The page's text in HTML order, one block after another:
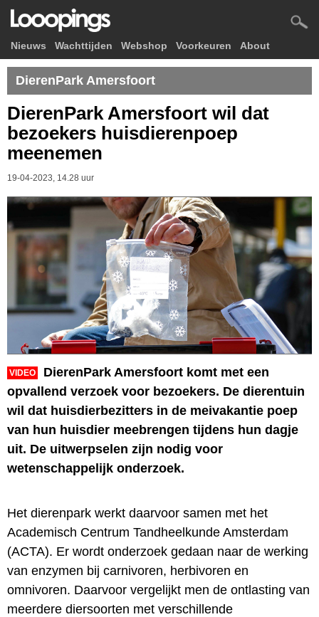
Nieuws Wachttijden Webshop Voorkeuren About
DierenPark Amersfoort
DierenPark Amersfoort wil dat
bezoekers huisdierenpoep
meenemen
19-04-2023, 14.28 uur
VIDEO
DierenPark Amersfoort komt met een
opvallend verzoek voor bezoekers. De dierentuin
wil dat huisdierbezitters in de meivakantie poep
van hun huisdier meebrengen tijdens hun dagje
uit. De uitwerpselen zijn nodig voor
wetenschappelijk onderzoek.
Het dierenpark werkt daarvoor samen met het
Academisch Centrum Tandheelkunde Amsterdam
(ACTA). Er wordt onderzoek gedaan naar de werking
van enzymen bij carnivoren, herbivoren en
omnivoren. Daarvoor vergelijkt men de ontlasting van
meerdere diersoorten met verschillende